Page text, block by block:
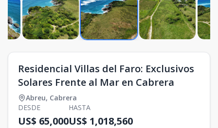
Residencial Villas del Faro: Exclusivos
Solares Frente al Mar en Cabrera
Abreu, Cabrera
DESDE
US$ 65,000
HASTA
US$ 1,018,560